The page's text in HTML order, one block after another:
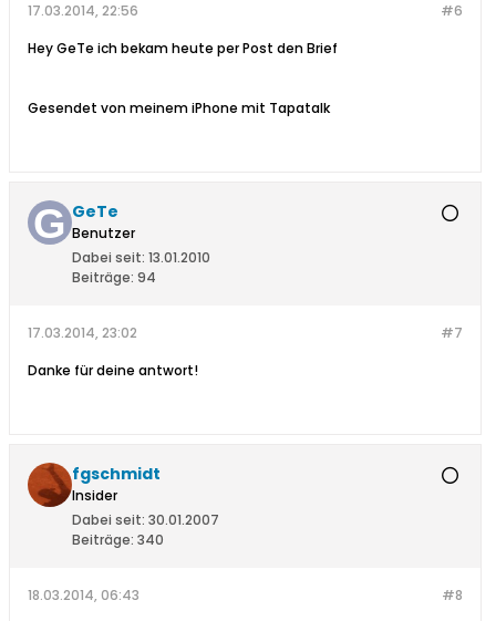
#6
17.03.2014, 22:56
Hey GeTe ich bekam heute per Post den Brief
Gesendet von meinem iPhone mit Tapatalk
GeTe
Benutzer
Dabei seit: 13.01.2010
Beiträge: 94
#7
17.03.2014, 23:02
Danke für deine antwort!
fgschmidt
Insider
Dabei seit: 30.01.2007
Beiträge: 340
#8
18.03.2014, 06:43